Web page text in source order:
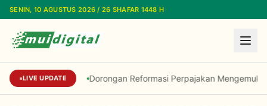
Lewati ke konten utama
SENIN, 10 AGUSTUS 2026 / 26 SHAFAR 1448 H
LIVE UPDATE Dorongan Reformasi Perpajakan Mengemuka